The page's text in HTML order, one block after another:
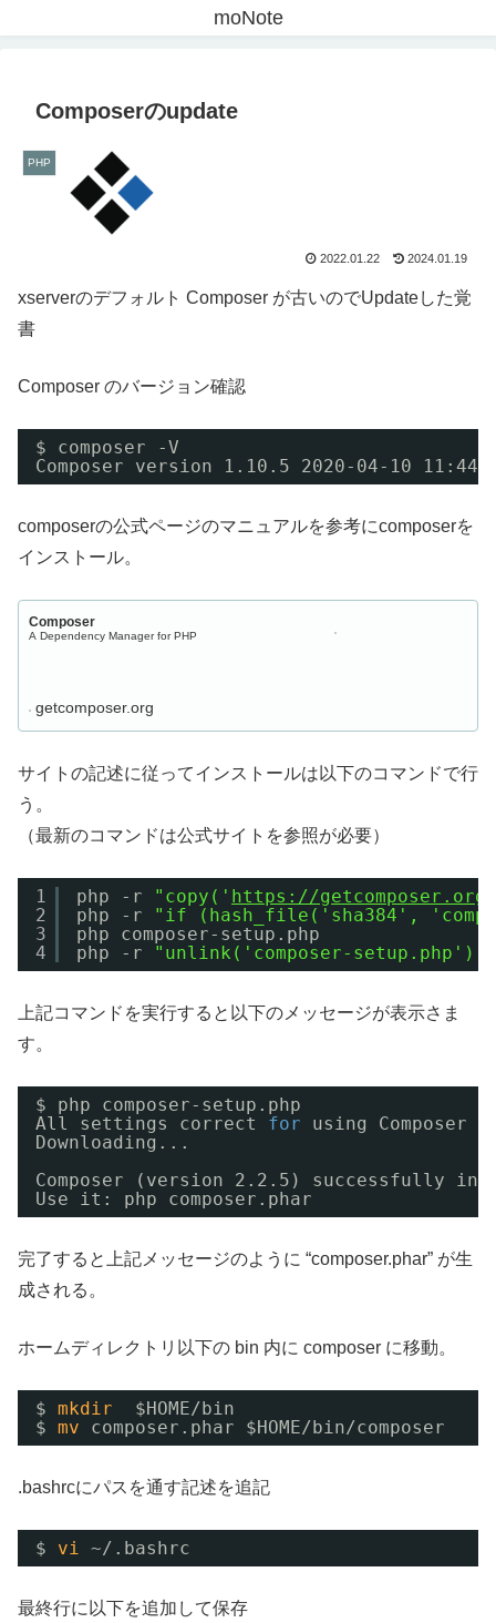
moNote
Composerのupdate
PHP
2022.01.22 2024.01.19
xserverのデフォルト Composer が古いのでUpdateした覚
書
Composer のバージョン確認
$ composer -V
Composer version 1.10.5 2020-04-10
composerの公式ページのマニュアルを参考にcomposerを
インストール。
Composer
A Dependency Manager for PHP
getcomposer.org
サイトの記述に従ってインストールは以下のコマンドで行
う。
（最新のコマンドは公式サイトを参照が必要）
1
2
3
4
php -r "copy(' https://
php -r
"if (hash_file('sha384',
php composer-setup.php
php -r
"unlink('composer-setup.php');"
上記コマンドを実行すると以下のメッセージが表示さま
す。
$ php composer-setup.php
All settings correct for
using Composer
Downloading...
Composer (version 2.2.5) successfully
Use it: php composer.phar
完了すると上記メッセージのように “composer.phar” が生
成される。
ホームディレクトリ以下の bin 内に composer に移動。
$ mkdir $HOME/bin
$ mv composer.phar $HOME/bin/composer
.bashrcにパスを通す記述を追記
$ vi ~/.bashrc
最終行に以下を追加して保存